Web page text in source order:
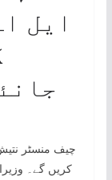
ایل
چیف منسٹر
کریں گے۔